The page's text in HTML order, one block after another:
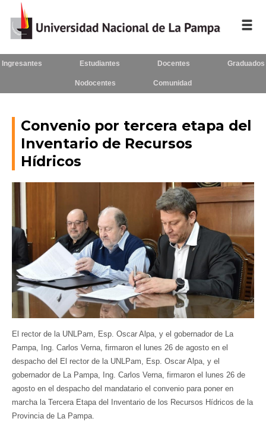
La UNLPam
Consejo Superior
Rectorado / Secretarías
Facultades
Contacto
Seguínosen:
Ingresantes Estudiantes Docentes Graduados
Nodocentes Comunidad
Convenio por tercera etapa del
Inventario de Recursos
Hídricos
El rector de la UNLPam, Esp. Oscar Alpa, y el gobernador de La
Pampa, Ing. Carlos Verna, firmaron el lunes 26 de agosto en el
despacho del El rector de la UNLPam, Esp. Oscar Alpa, y el
gobernador de La Pampa, Ing. Carlos Verna, firmaron el lunes 26 de
agosto en el despacho del mandatario el convenio para poner en
marcha la Tercera Etapa del Inventario de los Recursos Hídricos de la
Provincia de La Pampa.